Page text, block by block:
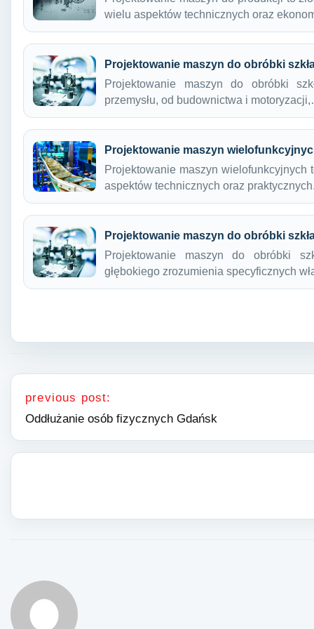
wielu aspektów technicznych oraz
Projektowanie maszyn do obróbki
Projektowanie maszyn do obróbki
przemysłu, od budownictwa i
Projektowanie maszyn
Projektowanie maszyn
aspektów technicznych oraz
Projektowanie maszyn do obróbki
Projektowanie maszyn do obróbki
głębokiego zrozumienia specyficznych
Nawigacja wpisu
previous post:
Oddłużanie osób fizycznych Gdańsk